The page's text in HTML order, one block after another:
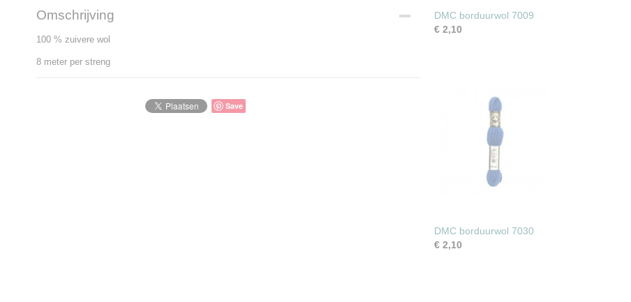
Omschrijving
100 % zuivere wol
8 meter per streng
Save
DMC borduurwol 7009
€ 2,10
DMC borduurwol 7030
€ 2,10